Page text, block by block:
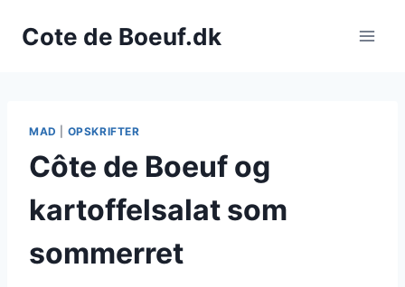
Cote de Boeuf.dk
MAD OPSKRIFTER
Côte de Boeuf og
kartoffelsalat som
sommerret